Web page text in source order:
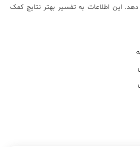
این اطلاعات به تفسیر بهتر نتایج کمک